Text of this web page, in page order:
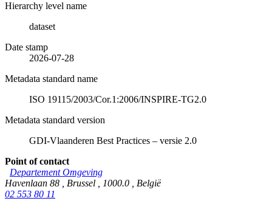
Hierarchy level name
dataset
Date stamp
2026-07-28
Metadata standard name
ISO 19115/2003/Cor.1:2006/INSPIRE-TG2.0
Metadata standard version
GDI-Vlaanderen Best Practices – versie 2.0
Point of contact
Departement Omgeving
Havenlaan 88
Brussel 1000.0
België
02 553 80 11